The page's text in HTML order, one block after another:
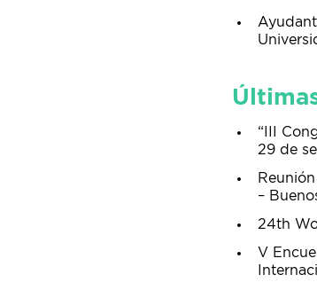
“III
29 de
–
24th
V